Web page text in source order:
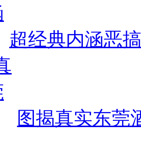
超经典内涵恶搞
图揭真实东莞